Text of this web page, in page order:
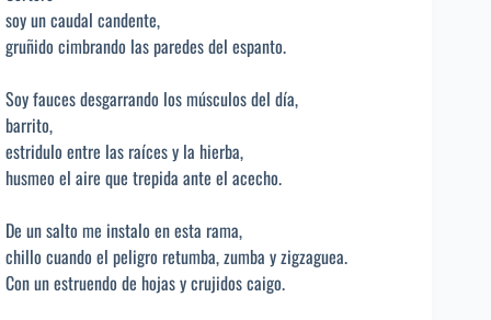
soy un caudal candente,
gruñido cimbrando las paredes del espanto.
Soy fauces desgarrando los músculos del día,
barrito,
estridulo entre las raíces y la hierba,
husmeo el aire que trepida ante el acecho.
De un salto me instalo en esta rama,
chillo cuando el peligro retumba, zumba y zigzaguea.
Con un estruendo de hojas y crujidos caigo.